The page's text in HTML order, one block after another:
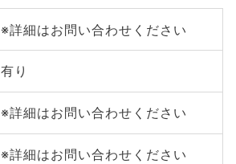
※詳細はお問い合わせください
有り
※詳細はお問い合わせください
※詳細はお問い合わせください